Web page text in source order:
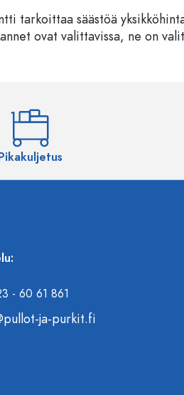
tarkoittaa säästöä
ovat valittavissa, ne on
- 60 61 861
ja-purkit.fi